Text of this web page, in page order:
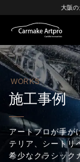
大阪
WORKS
施工事例
アートプロが手が
テリア、シートリ
希少なクラシック